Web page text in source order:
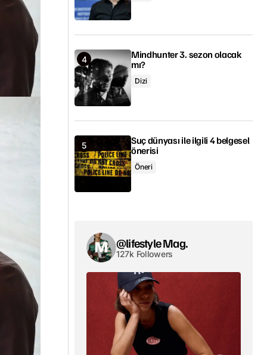
Mindhunter 3. sezon olacak
mı?
Dizi
Suç dünyası ile ilgili 4 belgesel
önerisi
Öneri
@lifestyle Mag.
127k Followers